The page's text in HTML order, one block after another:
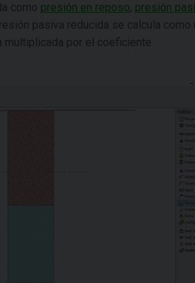
como presión en reposo, presión
pasiva reducida se calcula como
multiplicada por el coeficiente